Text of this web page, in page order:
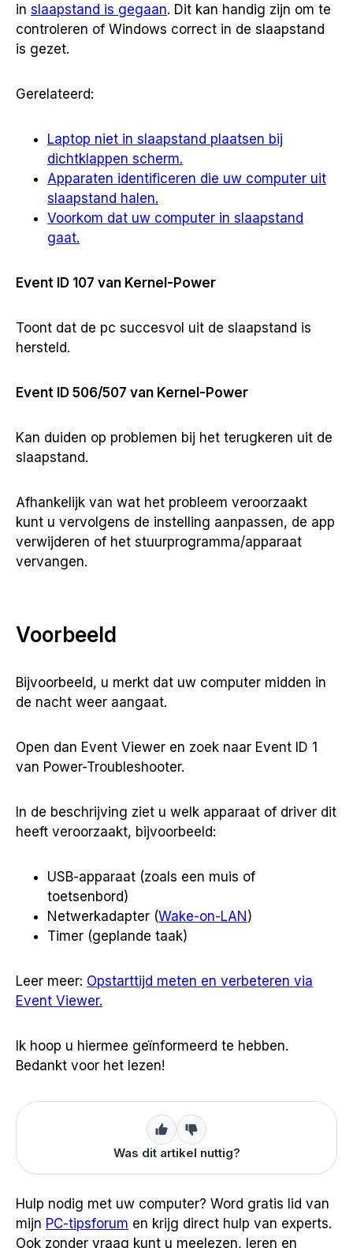
in slaapstand is gegaan. Dit kan handig zijn om te
controleren of Windows correct in de slaapstand
is gezet.
Gerelateerd:
Laptop niet in slaapstand plaatsen bij
dichtklappen scherm.
Apparaten identificeren die uw computer uit
slaapstand halen.
Voorkom dat uw computer in slaapstand
gaat.
Event ID 107 van Kernel-Power
Toont dat de pc succesvol uit de slaapstand is
hersteld.
Event ID 506/507 van Kernel-Power
Kan duiden op problemen bij het terugkeren uit de
slaapstand.
Afhankelijk van wat het probleem veroorzaakt
kunt u vervolgens de instelling aanpassen, de app
verwijderen of het stuurprogramma/apparaat
vervangen.
Voorbeeld
Bijvoorbeeld, u merkt dat uw computer midden in
de nacht weer aangaat.
Open dan Event Viewer en zoek naar Event ID 1
van Power-Troubleshooter.
In de beschrijving ziet u welk apparaat of driver dit
heeft veroorzaakt, bijvoorbeeld:
USB-apparaat (zoals een muis of
toetsenbord)
Netwerkadapter (Wake-on-LAN)
Timer (geplande taak)
Leer meer: Opstarttijd meten en verbeteren via
Event Viewer.
Ik hoop u hiermee geïnformeerd te hebben.
Bedankt voor het lezen!
Was dit artikel nuttig?
Hulp nodig met uw computer? Word gratis lid van
mijn PC-tipsforum en krijg direct hulp van experts.
Ook zonder vraag kunt u meelezen, leren en